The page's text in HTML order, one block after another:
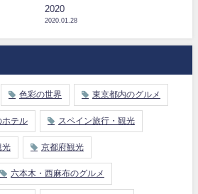
2020
2020.01.28
色彩の世界 東京都内のグルメ
ホテル スペイン旅行・観光
光 京都府観光
六本木・西麻布のグルメ